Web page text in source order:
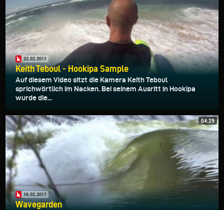
22.02.2011
Keith Teboul - Hookipa Sample
Auf diesem Video sitzt die Kamera Keith Teboul
sprichwörtlich im Nacken. Bei seinem Ausritt in Hookipa
wurde die...
04:29
16.02.2011
Wavegarden